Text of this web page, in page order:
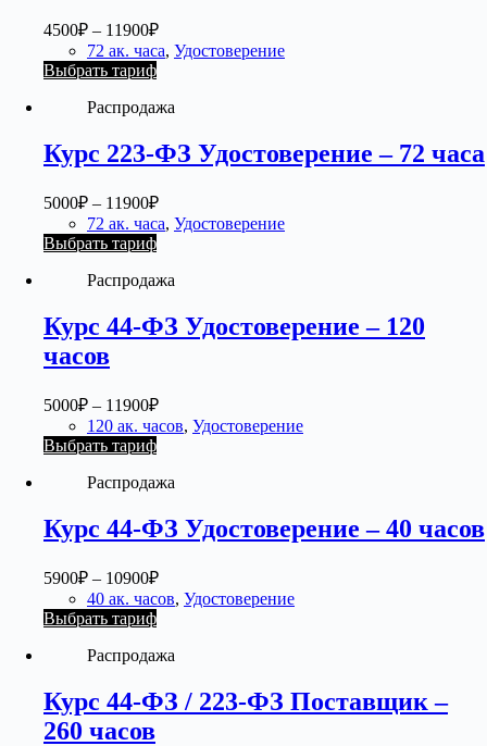
4500₽ – 11900₽
72 ак. часа, Удостоверение
Выбрать тариф
Распродажа
Курс 223-ФЗ Удостоверение – 72 часа
5000₽ – 11900₽
72 ак. часа, Удостоверение
Выбрать тариф
Распродажа
Курс 44-ФЗ Удостоверение – 120
часов
5000₽ – 11900₽
120 ак. часов, Удостоверение
Выбрать тариф
Распродажа
Курс 44-ФЗ Удостоверение – 40 часов
5900₽ – 10900₽
40 ак. часов, Удостоверение
Выбрать тариф
Распродажа
Курс 44-ФЗ / 223-ФЗ Поставщик –
260 часов